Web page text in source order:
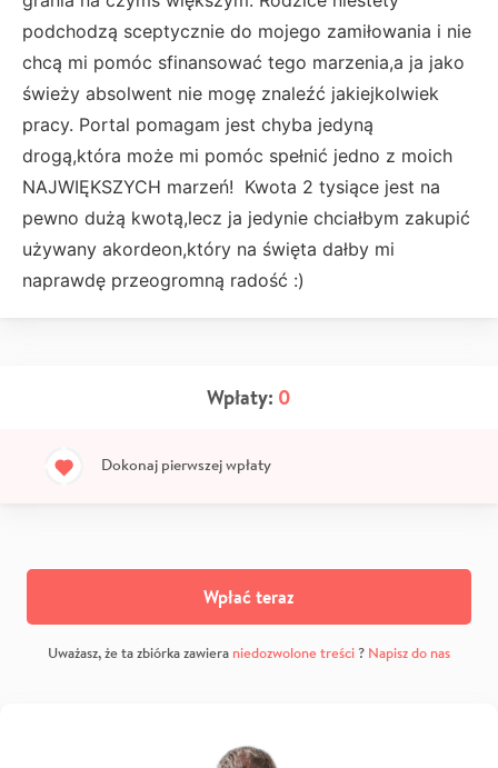
podchodzą sceptycznie do mojego zamiłowania i nie
chcą mi pomóc sfinansować tego marzenia,a ja jako
świeży absolwent nie mogę znaleźć jakiejkolwiek
pracy. Portal pomagam jest chyba jedyną
drogą,która może mi pomóc spełnić jedno z moich
NAJWIĘKSZYCH marzeń! Kwota 2 tysiące jest na
pewno dużą kwotą,lecz ja jedynie chciałbym zakupić
używany akordeon,który na święta dałby mi
naprawdę przeogromną radość :)
Wpłaty: 0
Dokonaj pierwszej wpłaty
Wpłać teraz
Uważasz, że ta zbiórka zawiera niedozwolone treści? Napisz do nas